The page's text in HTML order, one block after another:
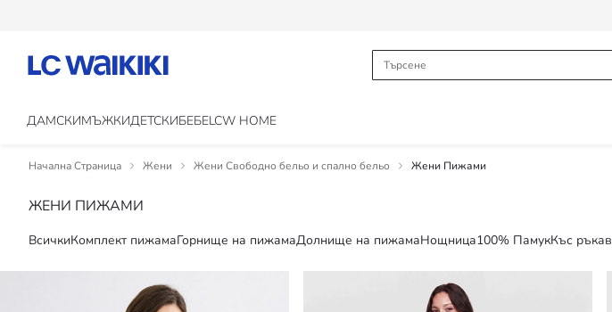
ДАМСКИМЪЖКИДЕТСКИБЕБЕLCW HOME
Начална Страница Жени Жени Свободно бельо и спално бельо Жени Пижами
ЖЕНИ ПИЖАМИ
ВсичкиКомплект пижамаГорнище на пижамаДолнище на пижамаНощница100% ПамукКъс ръкав